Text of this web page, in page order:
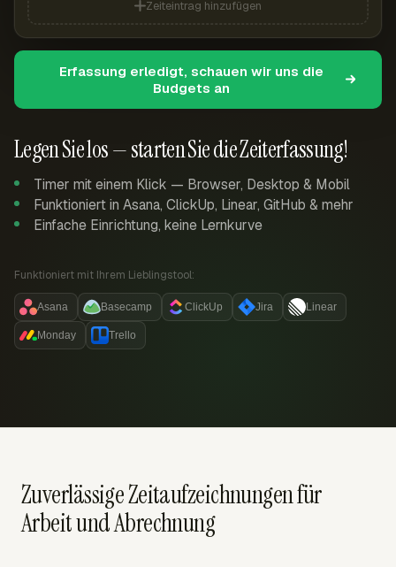
Legen Sie los — starten Sie die Zeiterfassung!
Timer mit einem Klick — Browser, Desktop & Mobil
Funktioniert in Asana, ClickUp, Linear, GitHub & mehr
Einfache Einrichtung, keine Lernkurve
Funktioniert mit Ihrem Lieblingstool:
Asana Basecamp ClickUp Jira Linear
Monday Trello
Zeiteintrag hinzufügen
Erfassung erledigt, schauen wir uns die
Budgets an
Zuverlässige Zeitaufzeichnungen für
Arbeit und Abrechnung